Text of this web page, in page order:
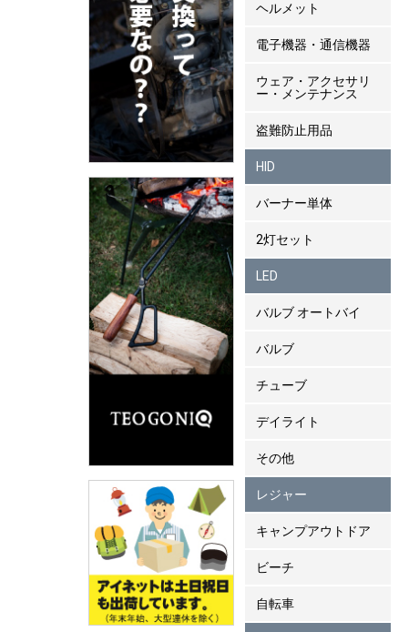
ヘルメット
電子機器・通信機器
ウェア・アクセサリ
ー・メンテナンス
盗難防止用品
HID
バーナー単体
2灯セット
LED
バルブ オートバイ
バルブ
チューブ
デイライト
その他
レジャー
キャンプアウトドア
ビーチ
自転車